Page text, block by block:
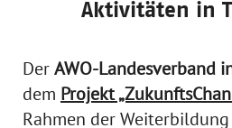
Aktivitäten in
DerAWO-Landesverband
dem Projekt
Rahmen der